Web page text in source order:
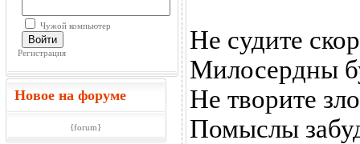
Чужой компьютер
Войти
Регистрация
Новое на форуме
{forum}
Не судите
Милосердны
Не творите
Помыслы